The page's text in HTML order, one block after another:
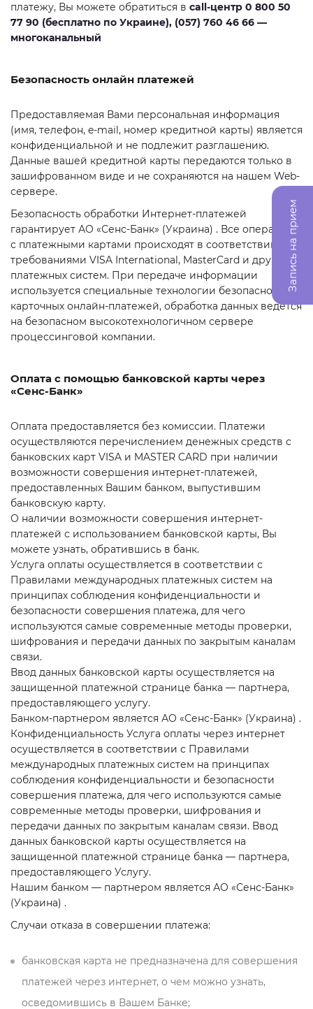
платежу, Вы можете обратиться в call-центр 0 800 50
77 90 (бесплатно по Украине), (057) 760 46 66 —
многоканальный
Безопасность онлайн платежей
Предоставляемая Вами персональная информация
(имя, телефон, e-mail, номер кредитной карты) является
конфиденциальной и не подлежит разглашению.
Данные вашей кредитной карты передаются только в
зашифрованном виде и не сохраняются на нашем Web-
сервере.
Безопасность обработки Интернет-платежей
гарантирует АО «Сенс-Банк» (Украина) . Все операции
с платежными картами происходят в соответствии с
требованиями VISA International, MasterCard и других
платежных систем. При передаче информации
используется специальные технологии безопасности
карточных онлайн-платежей, обработка данных ведется
на безопасном высокотехнологичном сервере
процессинговой компании.
Оплата с помощью банковской карты через
«Сенс-Банк»
Оплата предоставляется без комиссии. Платежи
осуществляются перечислением денежных средств с
банковских карт VISA и MASTER CARD при наличии
возможности совершения интернет-платежей,
предоставленных Вашим банком, выпустившим
банковскую карту.
О наличии возможности совершения интернет-
платежей с использованием банковской карты, Вы
можете узнать, обратившись в банк.
Услуга оплаты осуществляется в соответствии с
Правилами международных платежных систем на
принципах соблюдения конфиденциальности и
безопасности совершения платежа, для чего
используются самые современные методы проверки,
шифрования и передачи данных по закрытым каналам
связи.
Ввод данных банковской карты осуществляется на
защищенной платежной странице банка — партнера,
предоставляющего услугу.
Банком-партнером является АО «Сенс-Банк» (Украина) .
Конфиденциальность Услуга оплаты через интернет
осуществляется в соответствии с Правилами
международных платежных систем на принципах
соблюдения конфиденциальности и безопасности
совершения платежа, для чего используются самые
современные методы проверки, шифрования и
передачи данных по закрытым каналам связи. Ввод
данных банковской карты осуществляется на
защищенной платежной странице банка — партнера,
предоставляющего Услугу.
Нашим банком — партнером является АО «Сенс-Банк»
(Украина) .
Случаи отказа в совершении платежа:
банковская карта не предназначена для совершения
платежей через интернет, о чем можно узнать,
осведомившись в Вашем Банке;
Запись на прием